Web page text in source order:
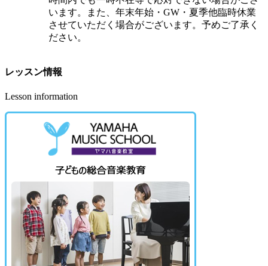
います。また、年末年始・GW・夏季他臨時休業
させていただく場合がございます。予めご了承く
ださい。
レッスン情報
Lesson information